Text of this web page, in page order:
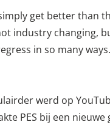
get better than
industry changing,
in so many
werd op
PES bij een